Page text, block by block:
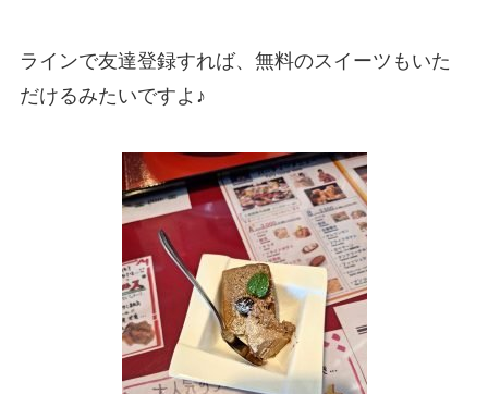
ラインで友達登録すれば、無料のスイーツもいた
だけるみたいですよ♪